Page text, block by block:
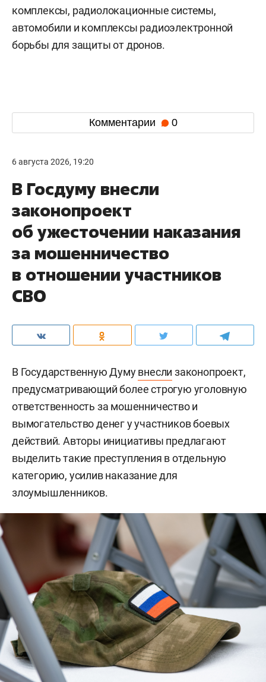
комплексы, радиолокационные системы,
автомобили и комплексы радиоэлектронной
борьбы для защиты от дронов.
Комментарии 0
6 августа 2026, 19:20
В Госдуму внесли
законопроект
об ужесточении наказания
за мошенничество
в отношении участников
СВО
В Государственную Думувнесли законопроект,
предусматривающий более строгую уголовную
ответственность за мошенничество и
вымогательство денег у участников боевых
действий. Авторы инициативы предлагают
выделить такие преступления в отдельную
категорию, усилив наказание для
злоумышленников.